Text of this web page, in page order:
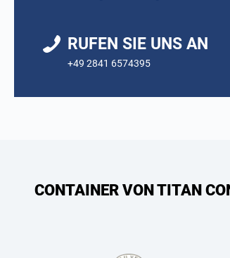
RUFEN SIE UNS AN
+49 2841 6574395
CONTAINER VON TITAN